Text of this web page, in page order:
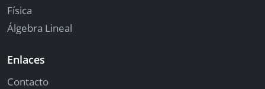
Física
Álgebra Lineal
Enlaces
Contacto